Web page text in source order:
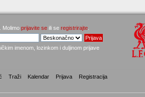
. Molimo prijavite se ili se registrirajte
imenom, lozinkom i duljinom prijave
Traži Kalendar Prijava Registracija